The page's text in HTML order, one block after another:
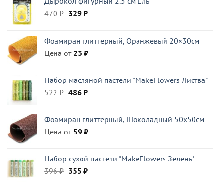
470₽ Первоначальная
470 ₽.
329 ₽Текущая
Фоамиран глиттерный, Оранжевый 20×30см
Цена от 23 ₽
Набор масляной пастели "MakeFlowers Листва"
522₽ Первоначальная
522 ₽.
486 ₽Текущая
Фоамиран глиттерный, Шоколадный 50x50см
Цена от 59 ₽
Набор сухой пастели "MakeFlowers Зелень"
396₽ Первоначальная
355 ₽Текущая